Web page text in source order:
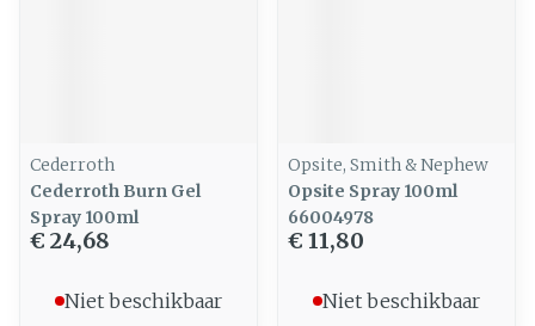
Cederroth
Cederroth Burn Gel
Spray 100ml
€ 24,68
Niet beschikbaar
Opsite, Smith & Nephew
Opsite Spray 100ml
66004978
€ 11,80
Niet beschikbaar